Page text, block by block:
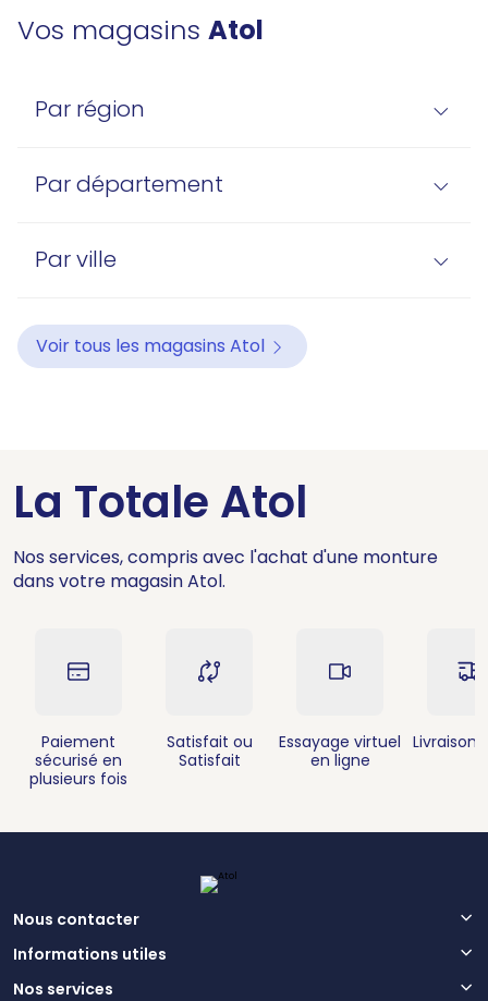
Vos magasins Atol
Par région
Par département
Par ville
Voir tous les magasins Atol
La Totale Atol
Nos services, compris avec l'achat d'une monture
dans votre magasin Atol.
Paiement
sécurisé en
plusieurs fois
Satisfait ou
Satisfait
Essayage virtuel
en ligne
Livraison
Nous contacter
Informations utiles
Nos services